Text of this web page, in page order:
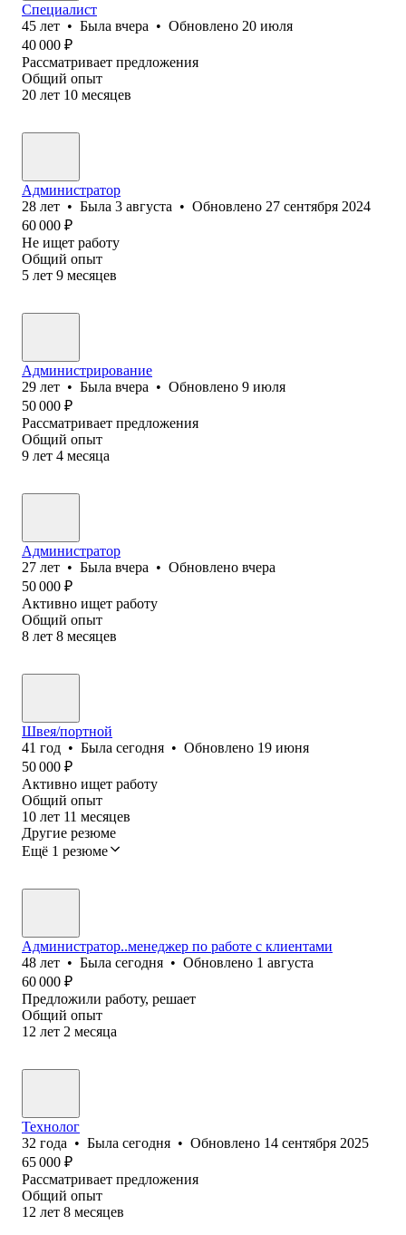
Специалист
45 лет • Была вчера • Обновлено 20 июля
40 000 ₽
Рассматривает предложения
Общий опыт
20 лет 10 месяцев
Администратор
28 лет • Была 3 августа • Обновлено 27 сентября 2024
60 000 ₽
Не ищет работу
Общий опыт
5 лет 9 месяцев
Администрирование
29 лет • Была вчера • Обновлено 9 июля
50 000 ₽
Рассматривает предложения
Общий опыт
9 лет 4 месяца
Администратор
27 лет • Была вчера • Обновлено вчера
50 000 ₽
Активно ищет работу
Общий опыт
8 лет 8 месяцев
Швея/портной
41 год • Была сегодня • Обновлено 19 июня
50 000 ₽
Активно ищет работу
Общий опыт
10 лет 11 месяцев
Другие резюме
Ещё 1 резюме
Администратор..менеджер по работе с клиентами
48 лет • Была сегодня • Обновлено 1 августа
60 000 ₽
Предложили работу, решает
Общий опыт
12 лет 2 месяца
Технолог
32 года • Была сегодня • Обновлено 14 сентября 2025
65 000 ₽
Рассматривает предложения
Общий опыт
12 лет 8 месяцев